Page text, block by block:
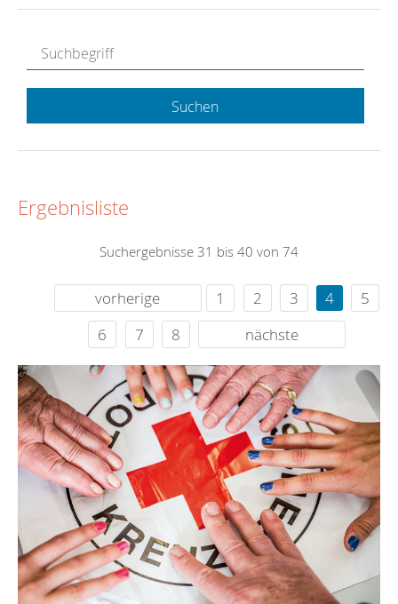
Suchen
Ergebnisliste
Suchergebnisse 31 bis 40 von 74
vorherige 1 2 3 4
5
6
7 8 nächste